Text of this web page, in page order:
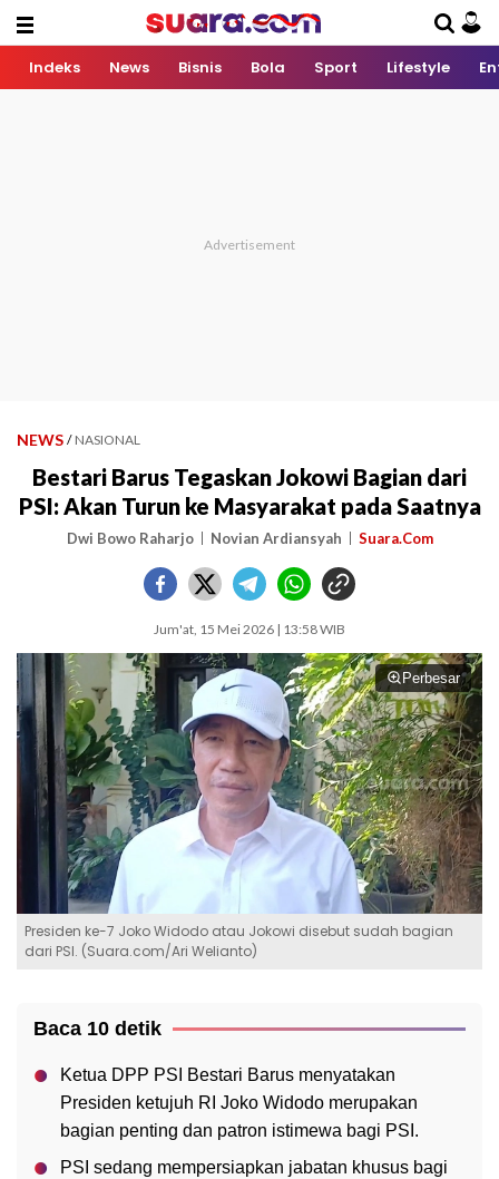
Indeks News Bisnis Bola Sport Lifestyle
NEWS / NASIONAL
Bestari Barus Tegaskan Jokowi Bagian dari
PSI: Akan Turun ke Masyarakat pada Saatnya
Dwi Bowo Raharjo Novian Ardiansyah Suara.Com
Jum'at, 15 Mei 2026 | 13:58 WIB
Perbesar
Presiden ke-7 Joko Widodo atau Jokowi disebut sudah bagian
dari PSI. (Suara.com/Ari Welianto)
Baca 10 detik
Ketua DPP PSI Bestari Barus menyatakan
Presiden ketujuh RI Joko Widodo merupakan
bagian penting dan patron istimewa bagi PSI.
PSI sedang mempersiapkan jabatan khusus bagi